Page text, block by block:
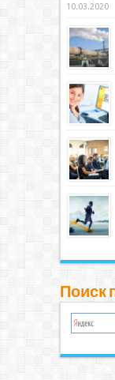
10.03.2020
Поиск